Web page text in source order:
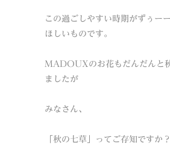
この過ごしやすい時期がずぅー
ほしいものです。
MADOUXのお花もだんだんと
ましたが
みなさん、
「秋の七草」ってご存知ですか？